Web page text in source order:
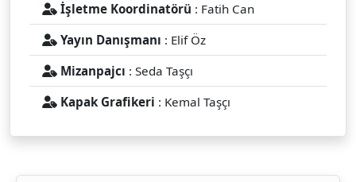
İşletme Koordinatörü : Fatih Can
Yayın Danışmanı : Elif Öz
Mizanpajcı : Seda Taşçı
Kapak Grafikeri : Kemal Taşçı